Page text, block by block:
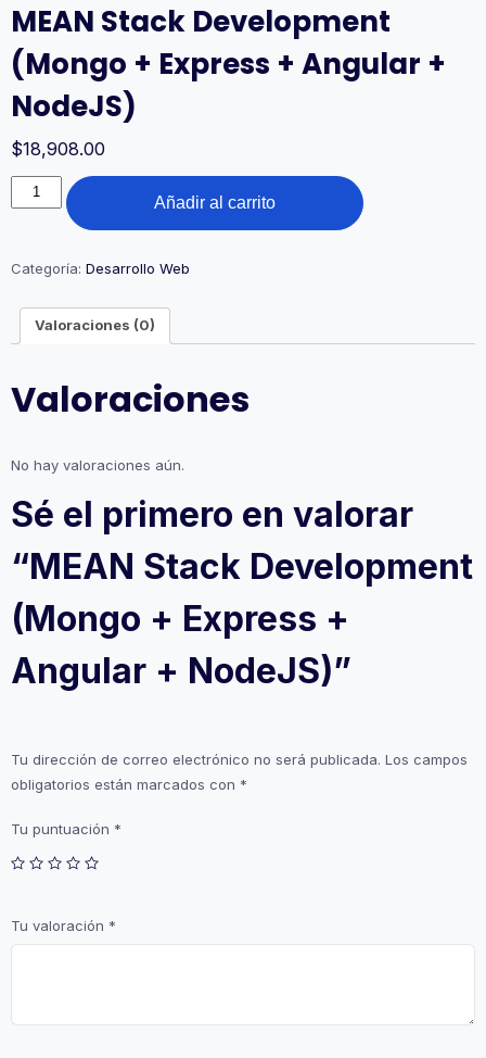
MEAN Stack Development
(Mongo + Express + Angular +
NodeJS)
$18,908.00
MEAN
Stack
Development
+
Angular
+
cantidad
Añadir al carrito
Categoría: Desarrollo Web
Valoraciones (0)
Valoraciones
No hay valoraciones aún.
Sé el primero en valorar
“MEAN Stack Development
(Mongo + Express +
Angular + NodeJS)”
Tu dirección de correo electrónico no será publicada. Los campos
obligatorios están marcados con *
Tu puntuación *
Tu valoración *